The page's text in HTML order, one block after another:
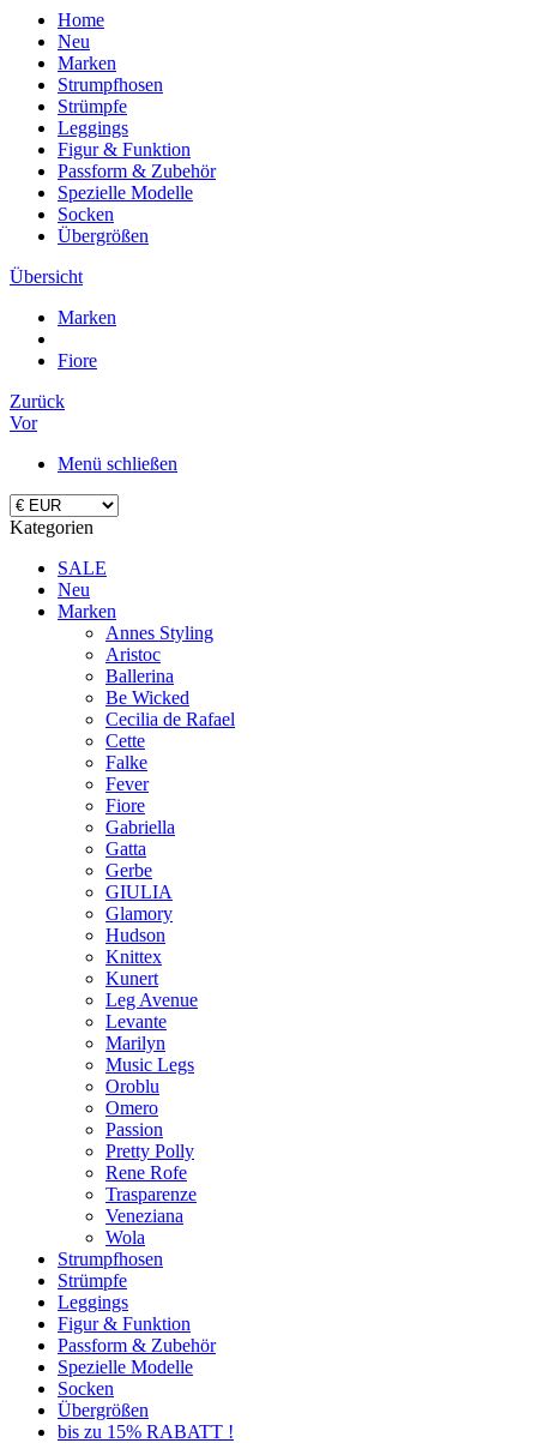
Home
Neu
Marken
Strumpfhosen
Strümpfe
Leggings
Figur & Funktion
Passform & Zubehör
Spezielle Modelle
Socken
Übergrößen
Übersicht
Marken
Fiore
Zurück
Vor
Menü schließen
Kategorien
SALE
Neu
Marken
Annes Styling
Aristoc
Ballerina
Be Wicked
Cecilia de Rafael
Cette
Falke
Fever
Fiore
Gabriella
Gatta
Gerbe
GIULIA
Glamory
Hudson
Knittex
Kunert
Leg Avenue
Levante
Marilyn
Music Legs
Oroblu
Omero
Passion
Pretty Polly
Rene Rofe
Trasparenze
Veneziana
Wola
Strumpfhosen
Strümpfe
Leggings
Figur & Funktion
Passform & Zubehör
Spezielle Modelle
Socken
Übergrößen
bis zu 15% RABATT !